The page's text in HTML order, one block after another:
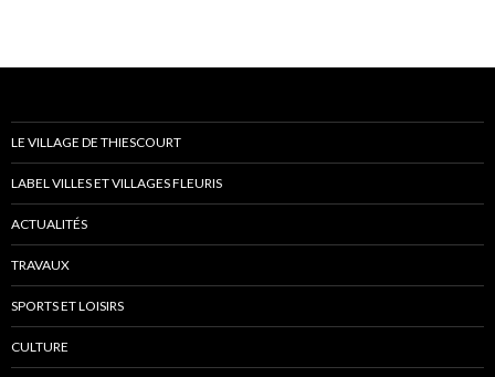
LE VILLAGE DE THIESCOURT
LABEL VILLES ET VILLAGES FLEURIS
ACTUALITÉS
TRAVAUX
SPORTS ET LOISIRS
CULTURE